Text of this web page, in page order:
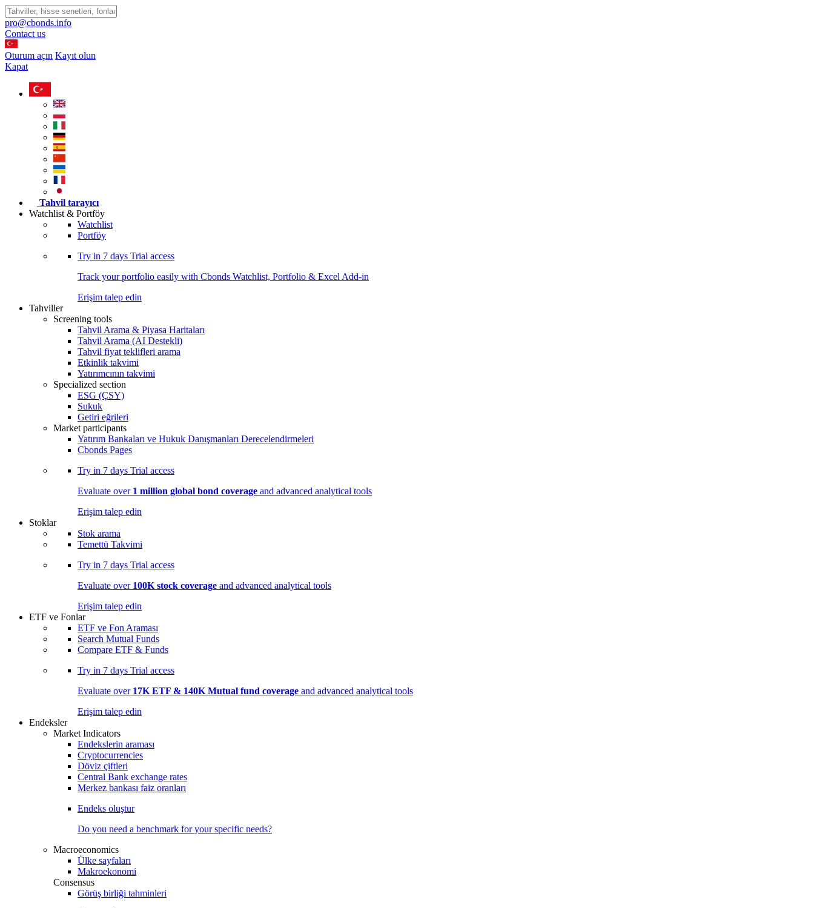
pro@cbonds.info
Contact us
Oturum açın Kayıt olun
Kapat
Tahvil tarayıcı
Watchlist & Portföy
Watchlist
Portföy
Try in 7 days Trial access
Track your portfolio easily with Cbonds Watchlist, Portfolio & Excel Add-in
Erişim talep edin
Tahviller
Screening tools
Tahvil Arama & Piyasa Haritaları
Tahvil Arama (AI Destekli)
Tahvil fiyat teklifleri arama
Etkinlik takvimi
Yatırımcının takvimi
Specialized section
ESG (ÇSY)
Sukuk
Getiri eğrileri
Market participants
Yatırım Bankaları ve Hukuk Danışmanları Derecelendirmeleri
Cbonds Pages
Try in 7 days Trial access
Evaluate over 1 million global bond coverage and advanced analytical tools
Erişim talep edin
Stoklar
Stok arama
Temettü Takvimi
Try in 7 days Trial access
Evaluate over 100K stock coverage and advanced analytical tools
Erişim talep edin
ETF ve Fonlar
ETF ve Fon Araması
Search Mutual Funds
Compare ETF & Funds
Try in 7 days Trial access
Evaluate over 17K ETF & 140K Mutual fund coverage and advanced analytical tools
Erişim talep edin
Endeksler
Market Indicators
Endekslerin araması
Cryptocurrencies
Döviz çiftleri
Central Bank exchange rates
Merkez bankası faiz oranları
Endeks oluştur
Do you need a benchmark for your specific needs?
Macroeconomics
Ülke sayfaları
Makroekonomi
Consensus
Görüş birliği tahminleri